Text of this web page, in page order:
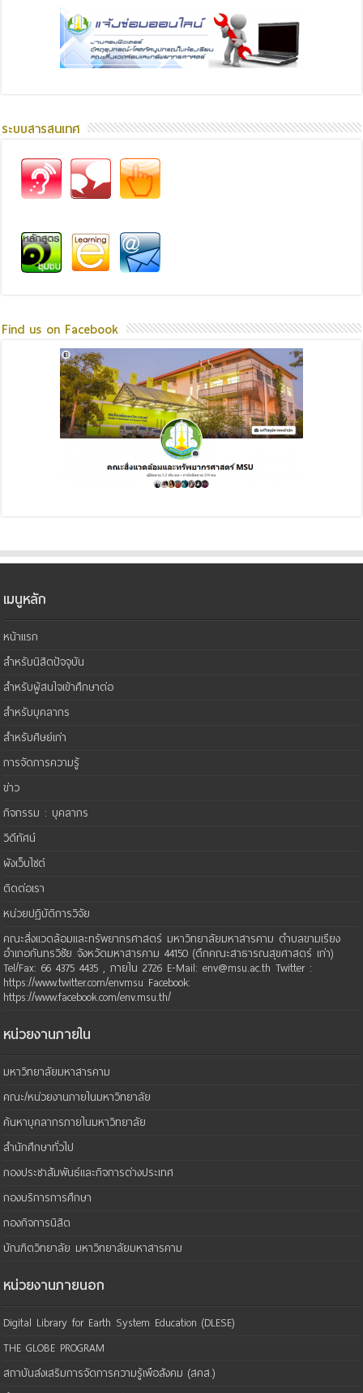
ระบบสารสนเทศ
Find us on Facebook
เมนูหลัก
หน้าแรก
สำหรับนิสิตปัจจุบัน
สำหรับผู้สนใจเข้าศึกษาต่อ
สำหรับบุคลากร
สำหรับศิษย์เก่า
การจัดการความรู้
ข่าว
กิจกรรม : บุคลากร
วิดีทัศน์
ผังเว็บไซต์
ติดต่อเรา
หน่วยปฏิบัติการวิจัย
คณะสิ่งแวดล้อมและทรัพยากรศาสตร์ มหาวิทยาลัยมหาสารคาม ตำบลขามเรียง
อำเภอกันทรวิชัย จังหวัดมหาสารคาม 44150 (ตึกคณะสาธารณสุขศาสตร์ เก่า)
Tel/Fax: 66 4375 4435 , ภายใน 2726 E-Mail: env@msu.ac.th Twitter :
https://www.twitter.com/envmsu Facebook:
https://www.facebook.com/env.msu.th/
หน่วยงานภายใน
มหาวิทยาลัยมหาสารคาม
คณะ/หน่วยงานภายในมหาวิทยาลัย
ค้นหาบุคลากรภายในมหาวิทยาลัย
สำนักศึกษาทั่วไป
กองประชาสัมพันธ์และกิจการต่างประเทศ
กองบริการการศึกษา
กองกิจการนิสิต
บัณฑิตวิทยาลัย มหาวิทยาลัยมหาสารคาม
หน่วยงานภายนอก
Digital Library for Earth System Education (DLESE)
THE GLOBE PROGRAM
สถาบันส่งเสริมการจัดการความรู้เพือสังคม (สคส.)